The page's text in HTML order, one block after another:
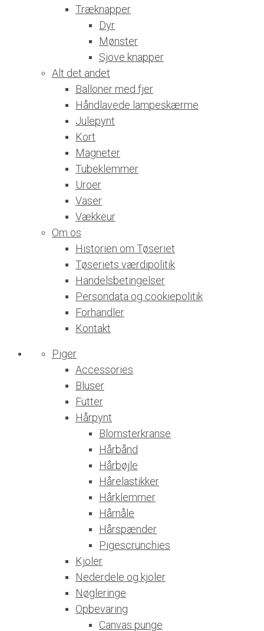
Træknapper
Dyr
Mønster
Sjove knapper
Alt det andet
Balloner med fjer
Håndlavede lampeskærme
Julepynt
Kort
Magneter
Tubeklemmer
Uroer
Vaser
Vækkeur
Om os
Historien om Tøseriet
Tøseriets værdipolitik
Handelsbetingelser
Persondata og cookiepolitik
Forhandler
Kontakt
Piger
Accessories
Bluser
Futter
Hårpynt
Blomsterkranse
Hårbånd
Hårbøjle
Hårelastikker
Hårklemmer
Hårnåle
Hårspænder
Pigescrunchies
Kjoler
Nederdele og kjoler
Nøgleringe
Opbevaring
Canvas punge